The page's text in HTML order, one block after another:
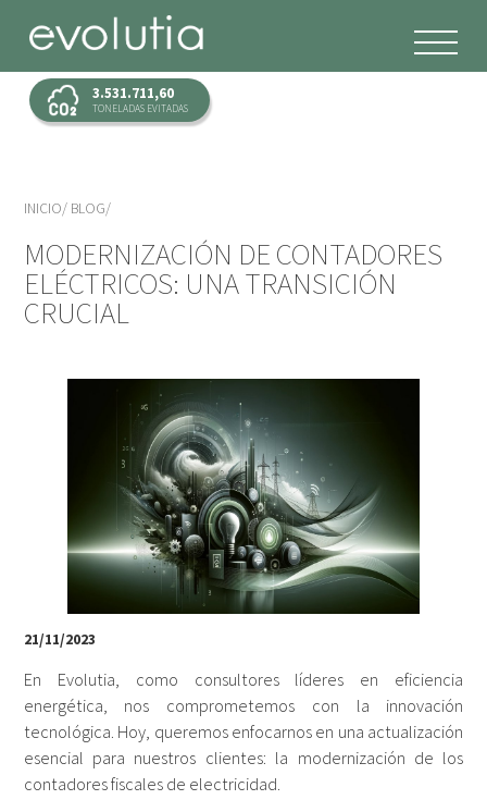
3.531.711,60
TONELADAS EVITADAS
INICIO BLOG
MODERNIZACIÓN DE CONTADORES
ELÉCTRICOS: UNA TRANSICIÓN
CRUCIAL
21/11/2023
En Evolutia, como consultores líderes en eficiencia
energética, nos comprometemos con la innovación
tecnológica. Hoy, queremos enfocarnos en una actualización
esencial para nuestros clientes: la modernización de los
contadores fiscales de electricidad.